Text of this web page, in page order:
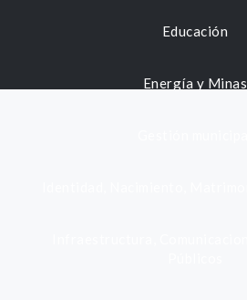
Educación
Energía y Minas